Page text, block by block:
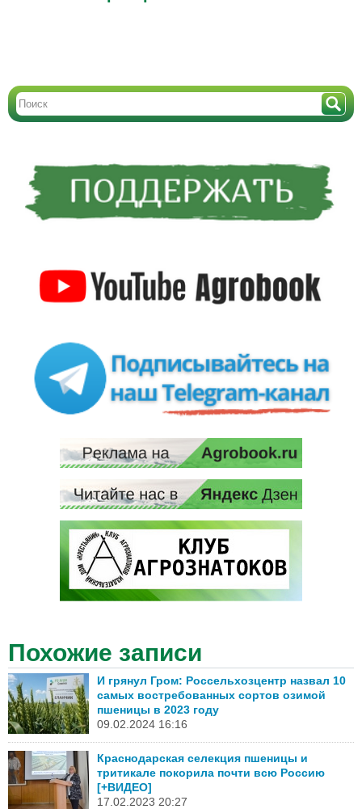
Похожие записи
И грянул Гром: Россельхозцентр назвал 10
самых востребованных сортов озимой
пшеницы в 2023 году
09.02.2024 16:16
Краснодарская селекция пшеницы и
тритикале покорила почти всю Россию
[+ВИДЕО]
17.02.2023 20:27